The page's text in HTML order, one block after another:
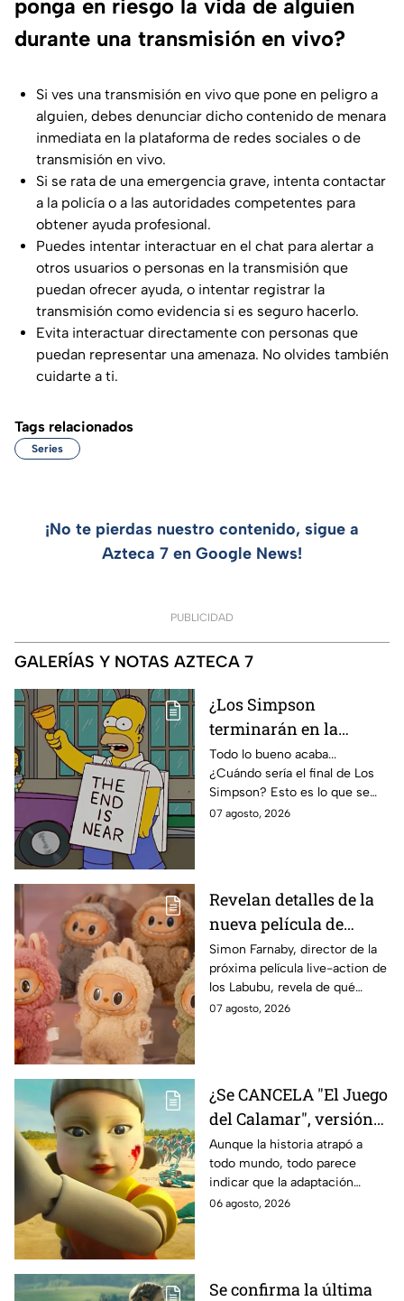
ponga en riesgo la vida de alguien
durante una transmisión en vivo?
Si ves una transmisión en vivo que pone en peligro a
alguien, debes denunciar dicho contenido de menara
inmediata en la plataforma de redes sociales o de
transmisión en vivo.
Si se rata de una emergencia grave, intenta contactar
a la policía o a las autoridades competentes para
obtener ayuda profesional.
Puedes intentar interactuar en el chat para alertar a
otros usuarios o personas en la transmisión que
puedan ofrecer ayuda, o intentar registrar la
transmisión como evidencia si es seguro hacerlo.
Evita interactuar directamente con personas que
puedan representar una amenaza. No olvides también
cuidarte a ti.
Tags relacionados
Series
¡No te pierdas nuestro contenido, sigue a
Azteca 7 en Google News!
PUBLICIDAD
GALERÍAS Y NOTAS AZTECA 7
¿Los Simpson
terminarán en la
temporada 40? Actriz
de Bart Simpson da
IMPACTANTE
declaración
Todo lo bueno acaba...
¿Cuándo sería el final de Los
Simpson? Esto es lo que se
sabe:
07 agosto, 2026
Revelan detalles de la
nueva película de
Labubu: de qué tratará
y cuándo se estrena
Simon Farnaby, director de la
próxima película live-action de
los Labubu, revela de qué
tratará la cinta. Aquí te
07 agosto, 2026
¿Se CANCELA "El Juego
del Calamar", versión
Estados Unidos? Esto
es lo que se sabe al
momento
Aunque la historia atrapó a
todo mundo, todo parece
indicar que la adaptación
podría ser cancelada:
06 agosto, 2026
Se confirma la última